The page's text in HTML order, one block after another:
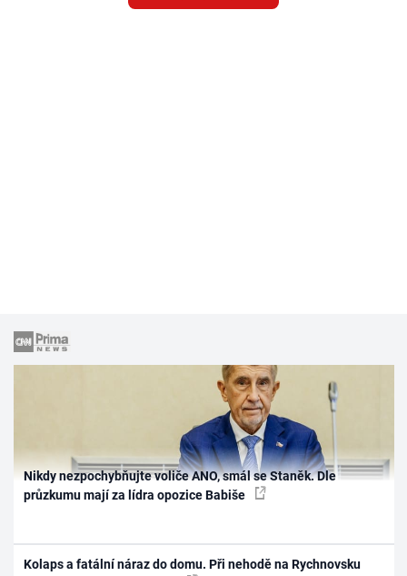
Nikdy nezpochybňujte voliče ANO, smál se Staněk. Dle
průzkumu mají za lídra opozice Babiše
Kolaps a fatální náraz do domu. Při nehodě na Rychnovsku